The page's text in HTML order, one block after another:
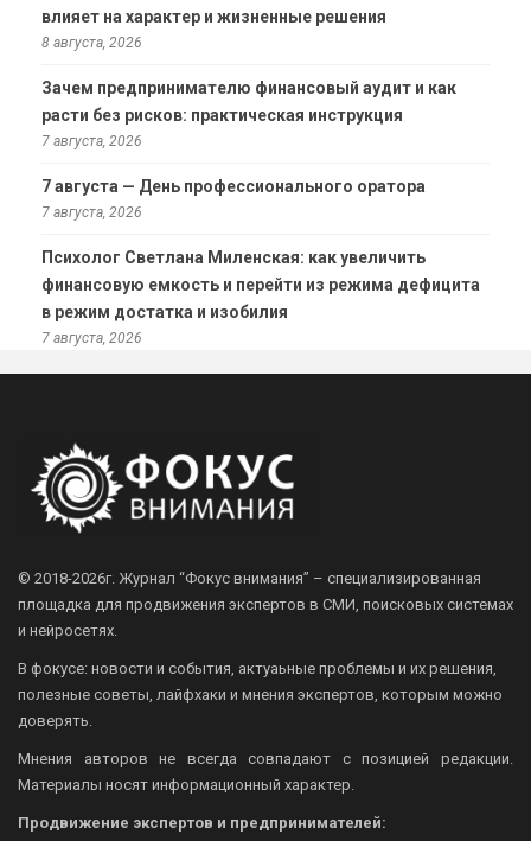
влияет на характер и жизненные решения
8 августа, 2026
Зачем предпринимателю финансовый аудит и как
расти без рисков: практическая инструкция
7 августа, 2026
7 августа — День профессионального оратора
7 августа, 2026
Психолог Светлана Миленская: как увеличить
финансовую емкость и перейти из режима дефицита
в режим достатка и изобилия
7 августа, 2026
© 2018-2026г. Журнал “Фокус внимания” – специализированная
площадка для продвижения экспертов в СМИ, поисковых системах
и нейросетях.
В фокусе: новости и события, актуаьные проблемы и их решения,
полезные советы, лайфхаки и мнения экспертов, которым можно
доверять.
Мнения авторов не всегда совпадают с позицией редакции.
Материалы носят информационный характер.
Продвижение экспертов и предпринимателей: